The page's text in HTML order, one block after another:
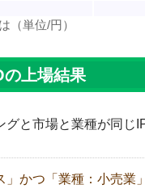
（単位/円）
の上場結果
と市場と業種が同じ
」かつ「業種：小売業」